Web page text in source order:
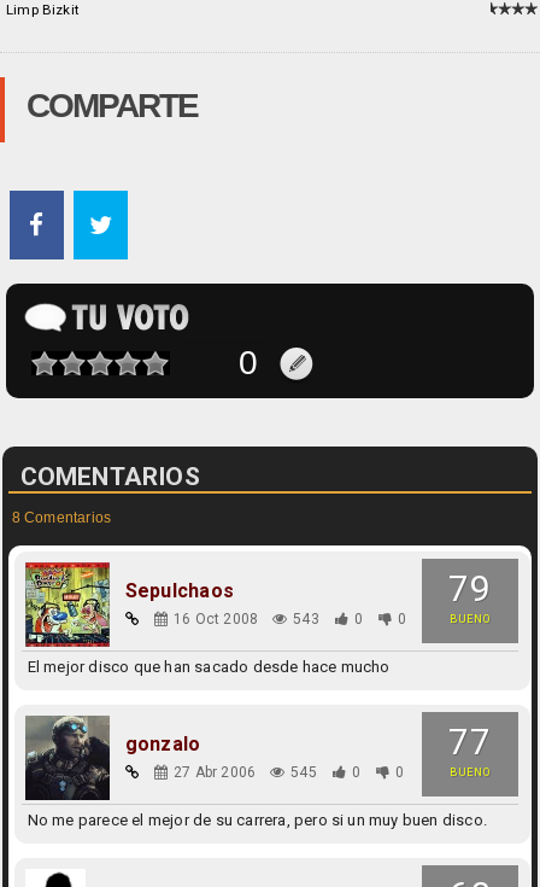
Limp Bizkit
COMPARTE
COMENTARIOS
8 Comentarios
79
BUENO
Sepulchaos
16 Oct 2008 543 0 0
El mejor disco que han sacado desde hace mucho
77
BUENO
gonzalo
27 Abr 2006 545 0 0
No me parece el mejor de su carrera, pero si un muy buen disco.